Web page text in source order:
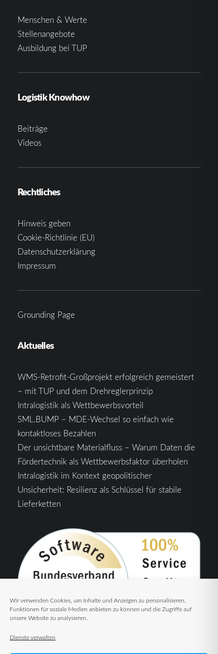
Wir verwenden Cookies, um Inhalte und Anzeigen zu personalisieren,
Funktionen für soziale Medien anbieten zu können und die Zugriffe auf
unsere Website zu analysieren.
Dienste verwalten
Menschen & Werte
Stellenangebote
Ausbildung bei TUP
Logistik Knowhow
Beiträge
Videos
Rechtliches
Hinweis geben
Cookie-Richtlinie (EU)
Datenschutzerklärung
Impressum
Grounding Page
Aktuelles
WMS-Retrofit-Großprojekt erfolgreich gemeistert
– mit TUP und dem Drehreglerprinzip
Intralogistik als Wettbewerbsvorteil
SML.BUMP – MDE-Wechsel so einfach wie
kontaktloses Bezahlen
Der unsichtbare Materialfluss – Warum Daten die
Fördertechnik als Wettbewerbsfaktor überholen
Intralogistik im Kontext geopolitischer
Unsicherheit: Resilienz als Schlüssel für stabile
Lieferketten